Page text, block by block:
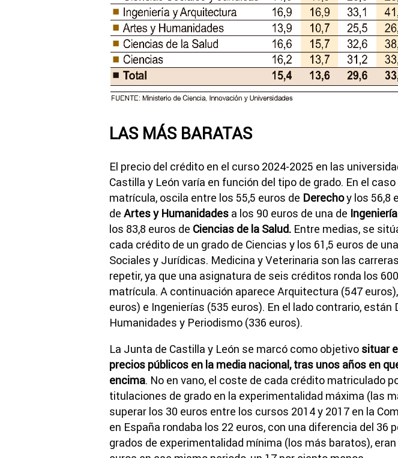
LAS MÁS BARATAS
El precio del crédito en el curso 2024-2025 en las
Castilla y León varía en función del tipo de grado. En el
matrícula, oscila entre los 55,5 euros de Derechoy los 56,8
de Artes y Humanidades a los 90 euros de una de
los 83,8 euros de Ciencias de la Salud. Entre medias, se
cada crédito de un grado de Ciencias y los 61,5 euros de
Sociales y Jurídicas. Medicina y Veterinaria son las
repetir, ya que una asignatura de seis créditos ronda los
matrícula. A continuación aparece Arquitectura (547
euros) e Ingenierías (535 euros). En el lado contrario, están
Humanidades y Periodismo (336 euros).
La Junta de Castilla y León se marcó como objetivo situar
precios públicos en la media nacional, tras unos años en
encima. No en vano, el coste de cada crédito matriculado
titulaciones de grado en la experimentalidad máxima (las
superar los 30 euros entre los cursos 2014 y 2017 en la
en España rondaba los 22 euros, con una diferencia del 36
grados de experimentalidad mínima (los más baratos),